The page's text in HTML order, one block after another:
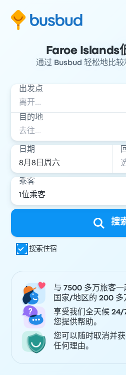
Faroe Islands
通过 Busbud 轻松地比
出发点
目的地
日期
乘客
搜
搜索住宿
与 7500 多万旅客
国家/地区的 200 多
享受我们全天候 24/
您提供帮助。
您可以随时取消并
任何理由。